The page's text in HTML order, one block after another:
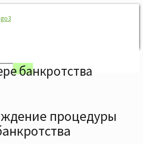
банкротства
процедуры